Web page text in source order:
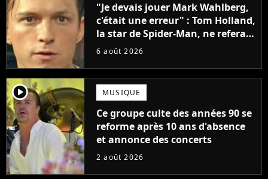
"Je devais jouer Mark Wahlberg,
c'était une erreur" : Tom Holland,
la star de Spider-Man, ne referait
pas ce blockbuster
6 août 2026
player2 MUSIQUE
Ce groupe culte des années 90 se
reforme après 10 ans d'absence
et annonce des concerts
2 août 2026